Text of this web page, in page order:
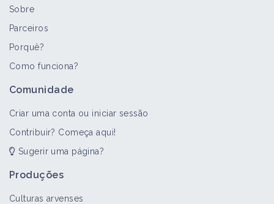
Sobre
Parceiros
Porquê?
Como funciona?
Comunidade
Criar uma conta ou iniciar sessão
Contribuir? Começa aqui!
Sugerir uma página?
Produções
Culturas arvenses